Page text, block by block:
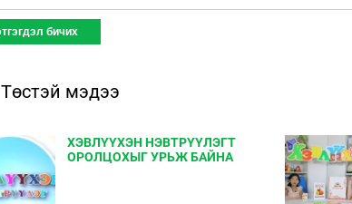
Төстэй мэдээ
ХЭВЛҮҮХЭН НЭВТРҮҮЛЭГТ
ОРОЛЦОХЫГ УРЬЖ БАЙНА